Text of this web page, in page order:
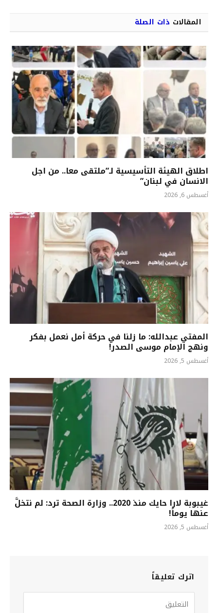
المقالات ذات الصلة
اطلاق الهيئة التأسيسية لـ”ملتقى معا.. من اجل
الانسان في لبنان”
أغسطس 6, 2026
المفتي عبدالله: ما زلنا في حركة أمل نعمل بفكر
ونهج الإمام موسى الصدر!
أغسطس 5, 2026
غيبوبة لارا حايك منذ 2020.. وزارة الصحة ترد: لم نتخلَّ
عنها يوماً!
أغسطس 5, 2026
اترك تعليقاً